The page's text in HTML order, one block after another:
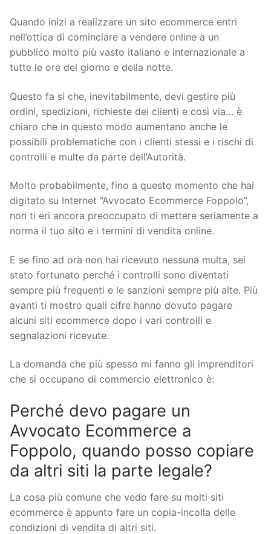
Quando inizi a realizzare un sito ecommerce entri
nell’ottica di cominciare a vendere online a un
pubblico molto più vasto italiano e internazionale a
tutte le ore del giorno e della notte.
Questo fa si che, inevitabilmente, devi gestire più
ordini, spedizioni, richieste dei clienti e così via… è
chiaro che in questo modo aumentano anche le
possibili problematiche con i clienti stessi e i rischi di
controlli e multe da parte dell’Autorità.
Molto probabilmente, fino a questo momento che hai
digitato su Internet “Avvocato Ecommerce Foppolo”,
non ti eri ancora preoccupato di mettere seriamente a
norma il tuo sito e i termini di vendita online.
E se fino ad ora non hai ricevuto nessuna multa, sei
stato fortunato perché i controlli sono diventati
sempre più frequenti e le sanzioni sempre più alte. Più
avanti ti mostro quali cifre hanno dovuto pagare
alcuni siti ecommerce dopo i vari controlli e
segnalazioni ricevute.
La domanda che più spesso mi fanno gli imprenditori
che si occupano di commercio elettronico è:
Perché devo pagare un
Avvocato Ecommerce a
Foppolo, quando posso copiare
da altri siti la parte legale?
La cosa più comune che vedo fare su molti siti
ecommerce è appunto fare un copia-incolla delle
condizioni di vendita di altri siti.